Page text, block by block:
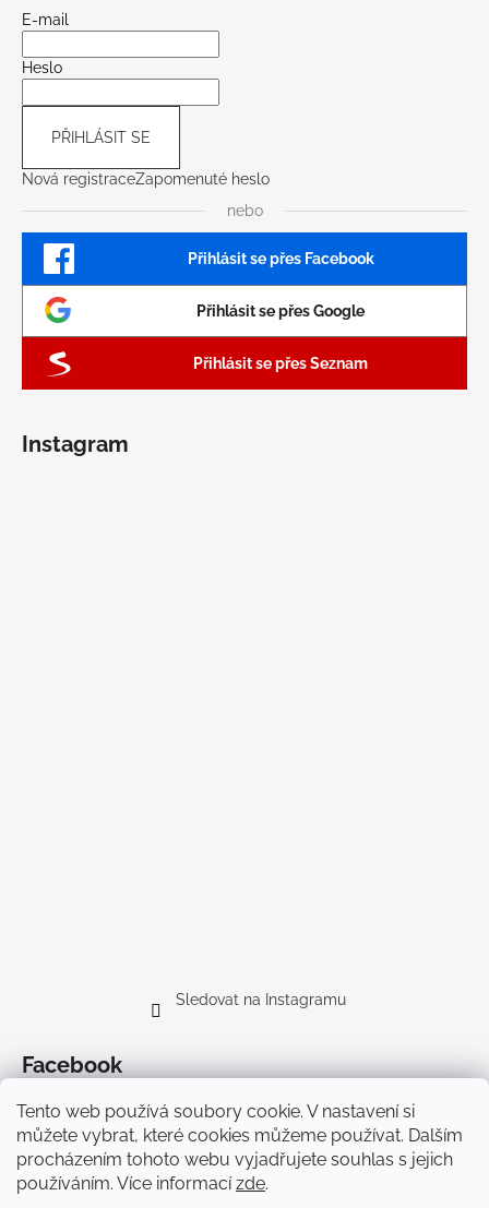
Tento web používá soubory cookie. V nastavení si
můžete vybrat, které cookies můžeme používat. Dalším
procházením tohoto webu vyjadřujete souhlas s jejich
používáním. Více informacízde.
E-mail
Heslo
PŘIHLÁSIT SE
Nová registraceZapomenuté heslo
nebo
Přihlásit se přes Facebook
Přihlásit se přes Google
Přihlásit se přes Seznam
Instagram
Sledovat na Instagramu
Facebook
Doprava